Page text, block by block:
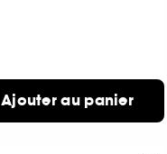
Ajouter au panier